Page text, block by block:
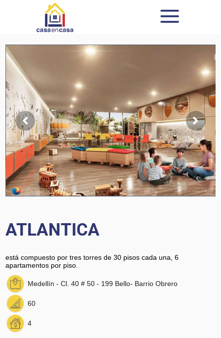
ATLANTICA
está compuesto por tres torres de 30 pisos cada una, 6
apartamentos por piso.
Medellín - Cl. 40 # 50 - 199 Bello- Barrio Obrero
60
4